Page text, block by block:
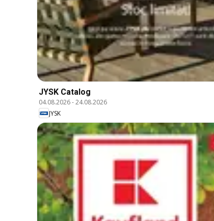
JYSK Catalog
04.08.2026-24.08.2026
JYSK